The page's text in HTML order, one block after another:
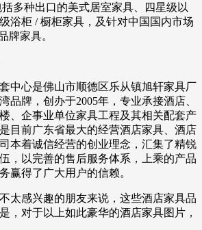
多种出口的美式居室家具、四星级以
浴柜 / 橱柜家具，及针对中国国内市场
牌家具。
中心是佛山市顺德区乐从镇旭轩家具厂
品牌，创办于2005年，专业承接酒店、
、企事业单位家具工程及其相关配套产
目前广东省最大的经营酒店家具、酒店
本着诚信经营的创业理念，汇集了精锐
，以完善的售后服务体系，上乘的产品
赢得了广大用户的信赖。
太感兴趣的朋友来说，这些酒店家具品
，对于以上如此豪华的酒店家具图片，